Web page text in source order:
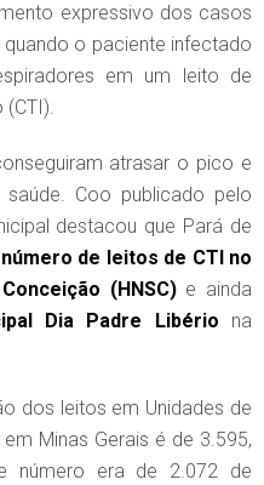
expressivo dos casos
o paciente infectado
em um leito de
(CTI).
atrasar o pico e
Coo publicado pelo
destacou que Pará de
de leitos de CTI no
(HNSC)e ainda
Dia Padre Libério na
dos leitos em Unidades de
Minas Gerais é de 3.595,
número era de 2.072 de